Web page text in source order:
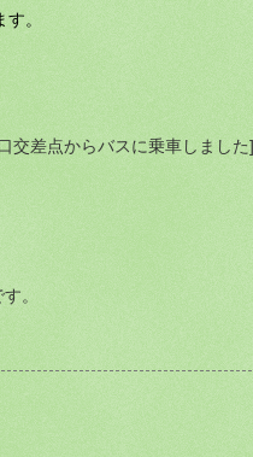
。
交差点からバスに乗車しました]
。